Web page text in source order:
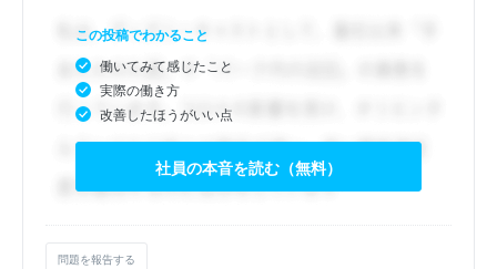
この投稿でわかること
働いてみて感じたこと
実際の働き方
改善したほうがいい点
社員の本音を読む（無料）
問題を報告する